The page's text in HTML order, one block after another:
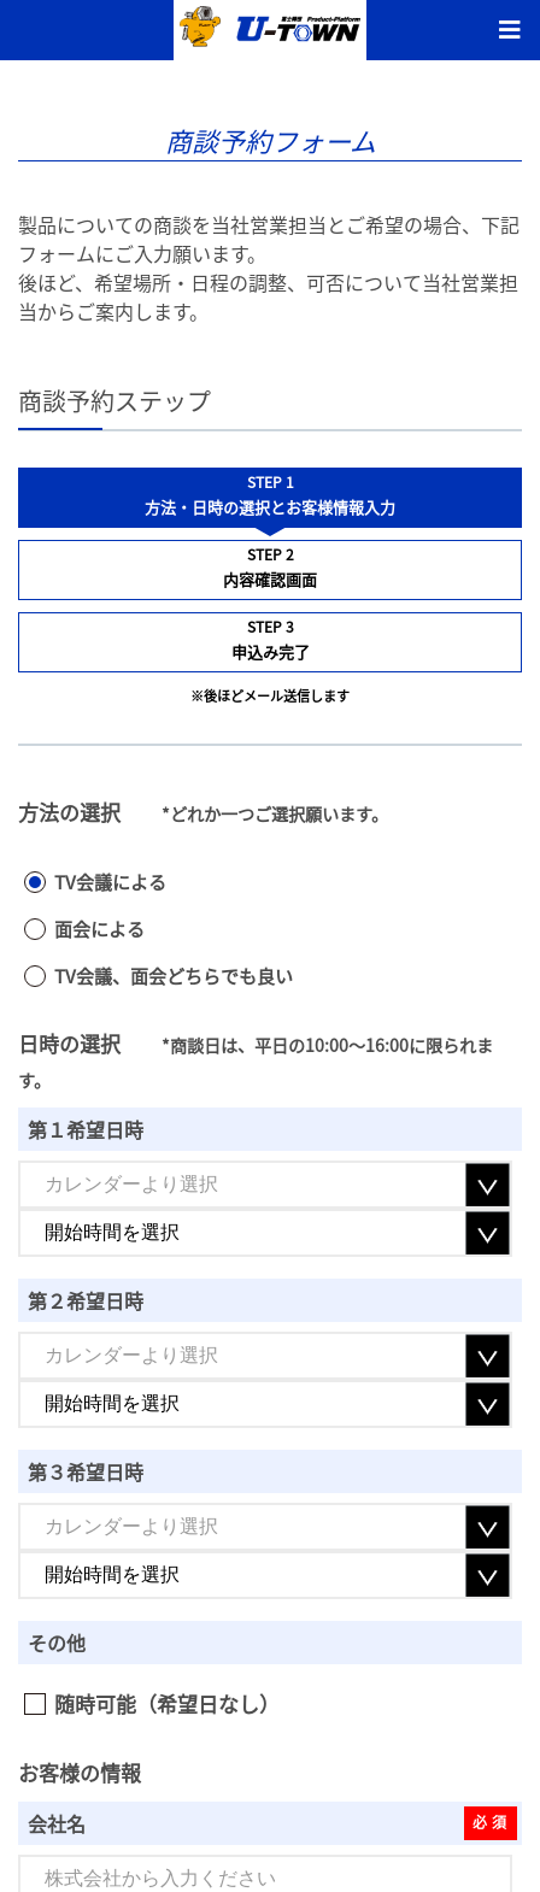
商談予約フォーム
製品についての商談を当社営業担当とご希望の場合、下記
フォームにご入力願います。
後ほど、希望場所・日程の調整、可否について当社営業担
当からご案内します。
商談予約ステップ
STEP 1
方法・日時の選択とお客様情報入力
STEP 2
内容確認画面
STEP 3
申込み完了
※後ほどメール送信します
方法の選択 *どれか一つご選択願います。
TV会議による
面会による
TV会議、面会どちらでも良い
日時の選択
*商談日は、平日の10:00～16:00に限られま
す。
第１希望日時
第２希望日時
第３希望日時
その他
随時可能（希望日なし）
お客様の情報
会社名